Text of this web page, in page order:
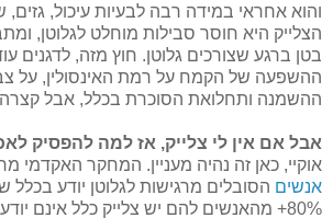
והוא אחראי במידה רבה לבעיות עיכול,
הצלייק היא חוסר סבילות מוחלט לגלוטן,
בטן ברגע שצורכים גלוטן. חוץ מזה, לדגנים
ההשפעה של הקמח על רמת האינסולין, על
ההשמנה ותחלואת הסוכרת בכלל, אבל קצרה
אבל אם אין לי צלייק, אז למה להפסיק
אוקיי, כאן זה נהיה מעניין. המחקר האקדמי
אנשים הסובלים מרגישות לגלוטן יודע בכלל
80%+ מהאנשים להם יש צלייק כלל אינם יודעים שהם כאלה.